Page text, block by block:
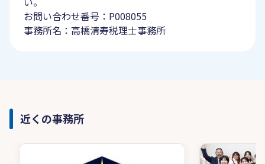
お問い合わせ番号：P008055
事務所名：高橋清寿税理士事務所
近くの事務所